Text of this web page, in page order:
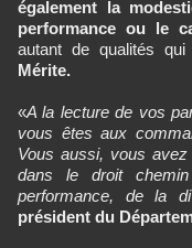
également la
performance ou le
autant de qualités qui
Mérite.
«A la lecture de vos
vous êtes aux
Vous aussi, vous
dans le droit
performance, de la
président du